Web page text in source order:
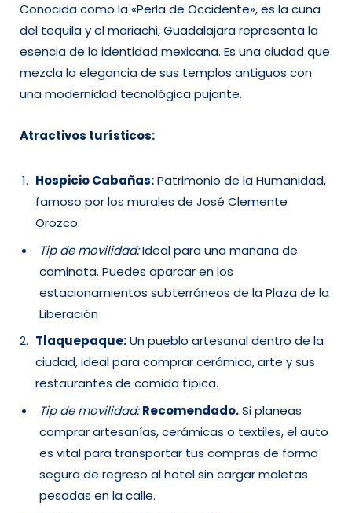
Conocida como la «Perla de Occidente», es la cuna
del tequila y el mariachi, Guadalajara representa la
esencia de la identidad mexicana. Es una ciudad que
mezcla la elegancia de sus templos antiguos con
una modernidad tecnológica pujante.
Atractivos turísticos:
Hospicio Cabañas:Patrimonio de la Humanidad,
famoso por los murales de José Clemente
Orozco.
Tip de movilidad:Ideal para una mañana de
caminata. Puedes aparcar en los
estacionamientos subterráneos de la Plaza de la
Liberación
Tlaquepaque:Un pueblo artesanal dentro de la
ciudad, ideal para comprar cerámica, arte y sus
restaurantes de comida típica.
Tip de movilidad: Recomendado.Si planeas
comprar artesanías, cerámicas o textiles, el auto
es vital para transportar tus compras de forma
segura de regreso al hotel sin cargar maletas
pesadas en la calle.